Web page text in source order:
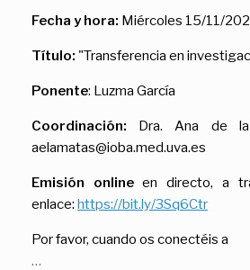
Fecha y hora: Miércoles 15/11/
Título: "Transferencia en
Ponente: Luzma García
Coordinación: Dra. Ana de la
aelamatas@ioba.med.uva.es
Emisión onlineen directo, a
enlace: https://bit.ly/3Sq6Ctr
Por favor, cuando os conectéis a
…